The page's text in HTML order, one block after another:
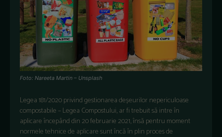
Foto: Nareeta Martin – Unsplash
Legea 181/2020 privind gestionarea deșeurilor nepericuloase
compostabile – Legea Compostului, ar fi trebuit să intre în
aplicare începând din 20 februarie 2021, însă pentru moment
normele tehnice de aplicare sunt încă în plin proces de